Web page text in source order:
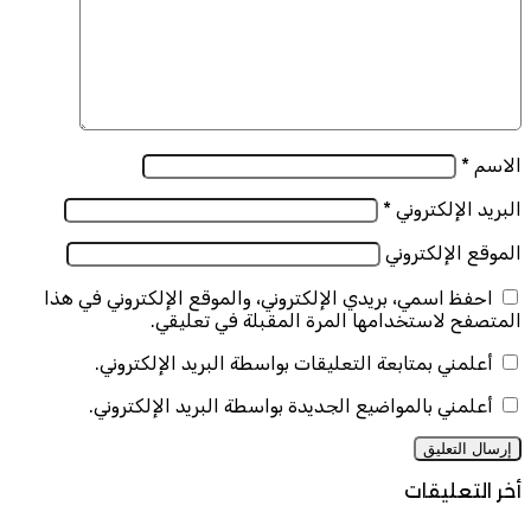
الاسم *
البريد الإلكتروني *
الموقع الإلكتروني
احفظ اسمي، بريدي الإلكتروني، والموقع الإلكتروني في هذا
المتصفح لاستخدامها المرة المقبلة في تعليقي.
أعلمني بمتابعة التعليقات بواسطة البريد الإلكتروني.
أعلمني بالمواضيع الجديدة بواسطة البريد الإلكتروني.
أخر التعليقات